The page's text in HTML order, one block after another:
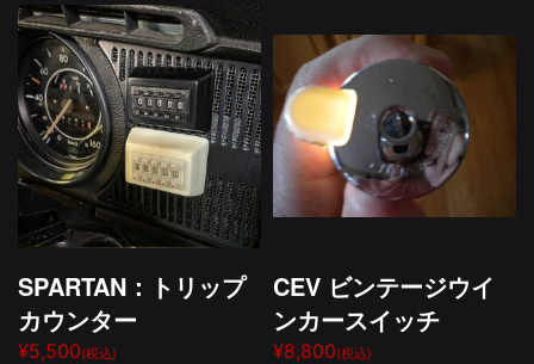
SPARTAN：トリップ
カウンター
¥5,500(税込)
CEV ビンテージウイ
ンカースイッチ
¥8,800(税込)